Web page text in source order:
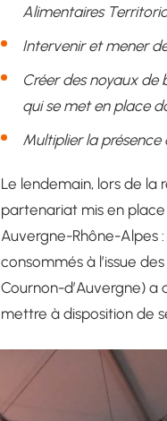
Alimentaires
Intervenir et mener
Créer des noyaux de
qui se met en place
Multiplier la
Le lendemain, lors de la
partenariat mis en
Auvergne-Rhône-Alpes
consommés à l’issue
Cournon-d’Auvergne) a
mettre à disposition de